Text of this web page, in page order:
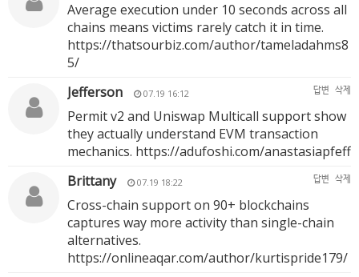
Average execution under 10 seconds across all
chains means victims rarely catch it in time.
https://thatsourbiz.com/author/tameladahms8
5/
Jefferson
07.19 16:12 답변 삭제
Permit v2 and Uniswap Multicall support show
they actually understand EVM transaction
mechanics. https://adufoshi.com/anastasiapfeff
Brittany
07.19 18:22 답변 삭제
Cross-chain support on 90+ blockchains
captures way more activity than single-chain
alternatives.
https://onlineaqar.com/author/kurtispride179/